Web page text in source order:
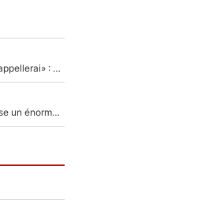
Mercato - OM - «Dès que je prends un club, je t’appellerai» : La promesse de Marcelino au moment de claquer la porte
Victime de racisme contre Murray, Kyrgios pousse un énorme coup de gueule !